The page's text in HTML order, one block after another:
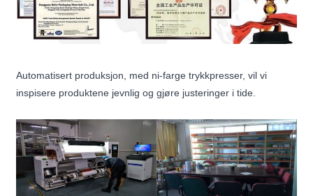
Automatisert produksjon, med ni-farge trykkpresser, vil vi
inspisere produktene jevnlig og gjøre justeringer i tide.